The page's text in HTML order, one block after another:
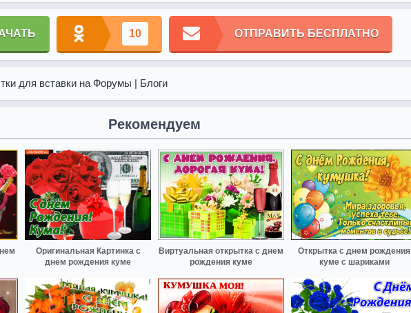
10 ОТПРАВИТЬ БЕСПЛАТНО
для вставки на Форумы | Блоги
Рекомендуем
Оригинальная Картинка с
днем рождения куме
Виртуальная открытка с днем
рождения куме
Открытка с днем рождения
куме с шариками